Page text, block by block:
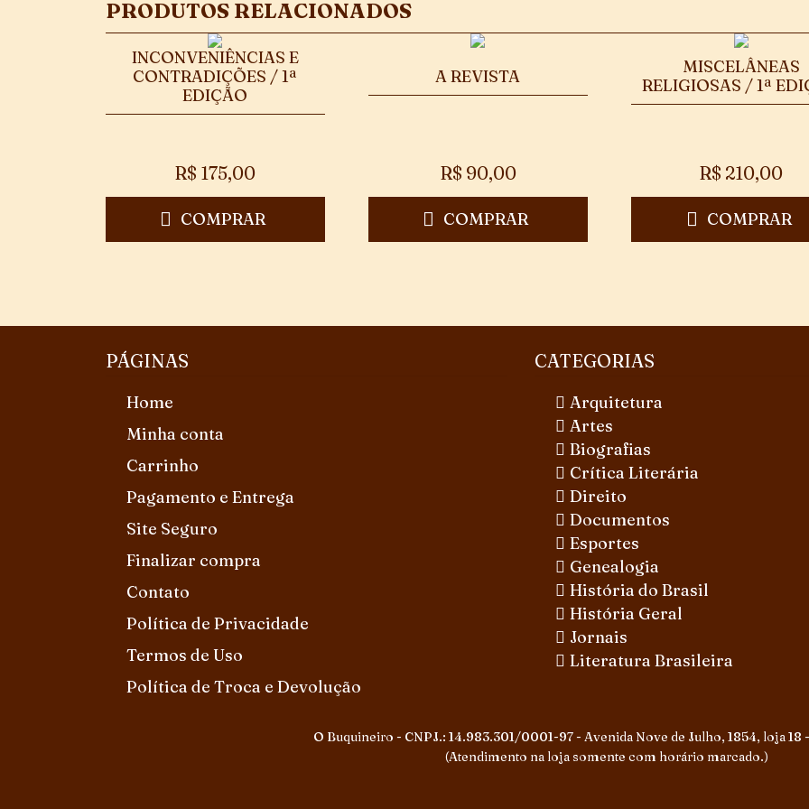
PRODUTOS RELACIONADOS
INCONVENIÊNCIAS E
CONTRADIÇÕES / 1ª
EDIÇÃO
R$ 175,00
COMPRAR
A REVISTA
R$ 90,00
COMPRAR
MISCELÂNEAS
RELIGIOSAS / 1ª
R$ 210,00
COMPRAR
PÁGINAS
Home
Minha conta
Carrinho
Pagamento e Entrega
Site Seguro
Finalizar compra
Contato
Política de Privacidade
Termos de Uso
Política de Troca e Devolução
CATEGORIAS
Arquitetura
Artes
Biografias
Crítica Literária
Direito
Documentos
Esportes
Genealogia
História do Brasil
História Geral
Jornais
Literatura Brasileira
O Buquineiro - CNPJ.: 14.983.301/0001-97 - Avenida Nove de Julho, 1854, loja 18
(Atendimento na loja somente com horário marcado.)